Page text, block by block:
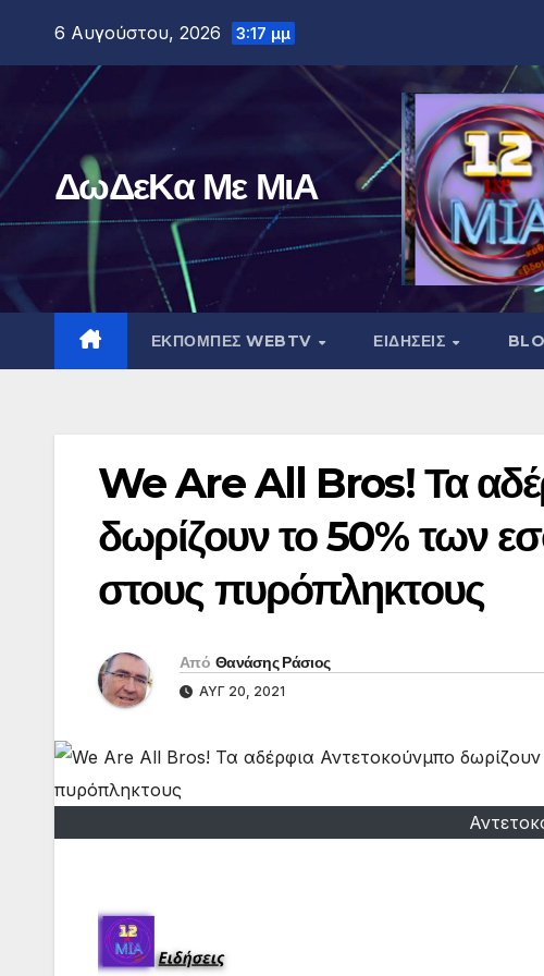
περιεχόμενο
6 Αυγούστου, 2026 3:17 μμ
ΔωΔεΚα Με ΜιΑ
ΕΚΠΟΜΠΕΣ WEBTV ΕΙΔΗΣΕΙΣ
We Are All Bros! Τα
δωρίζουν το 50% των
στους πυρόπληκτους
Από Θανάσης Ράσιος
ΑΥΓ 20, 2021